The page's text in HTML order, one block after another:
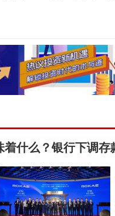
什么？银行下调